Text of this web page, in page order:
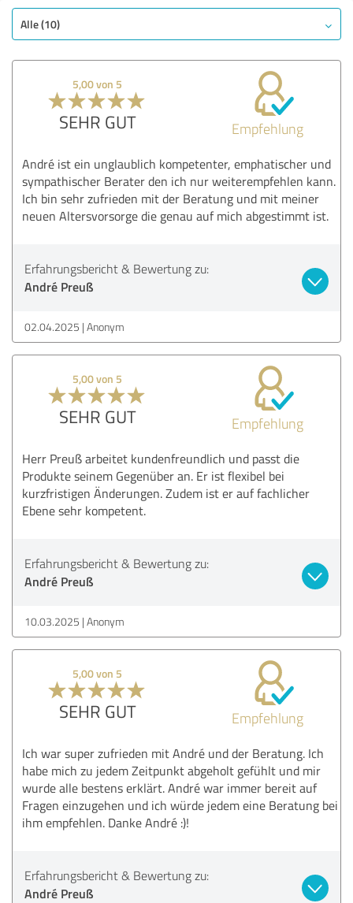
Nutzen
Leistungen
Umsetzung
Beratung
Bewertung anzeigen
Alle (10)
5,00 von 5
SEHR GUT Empfehlung
André ist ein unglaublich kompetenter, emphatischer und
sympathischer Berater den ich nur weiterempfehlen kann.
Ich bin sehr zufrieden mit der Beratung und mit meiner
neuen Altersvorsorge die genau auf mich abgestimmt ist.
Erfahrungsbericht & Bewertung zu:
André Preuß
02.04.2025 Anonym
5,00 von 5
SEHR GUT Empfehlung
Herr Preuß arbeitet kundenfreundlich und passt die
Produkte seinem Gegenüber an. Er ist flexibel bei
kurzfristigen Änderungen. Zudem ist er auf fachlicher
Ebene sehr kompetent.
Erfahrungsbericht & Bewertung zu:
André Preuß
10.03.2025 Anonym
5,00 von 5
SEHR GUT Empfehlung
Ich war super zufrieden mit André und der Beratung. Ich
habe mich zu jedem Zeitpunkt abgeholt gefühlt und mir
wurde alle bestens erklärt. André war immer bereit auf
Fragen einzugehen und ich würde jedem eine Beratung bei
ihm empfehlen. Danke André :)!
Erfahrungsbericht & Bewertung zu:
André Preuß